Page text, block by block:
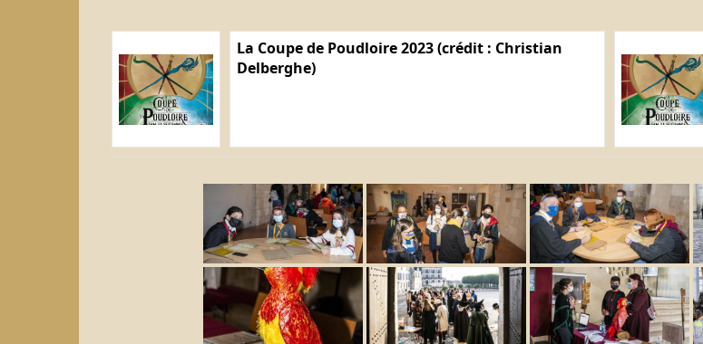
La Coupe de Poudloire 2023 (crédit : Christian
Delberghe)